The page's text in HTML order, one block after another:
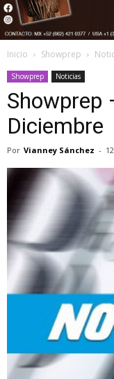
Inicio Showprep
Showprep Noticias
Showprep
Diciembre
Por Vianney Sánchez -